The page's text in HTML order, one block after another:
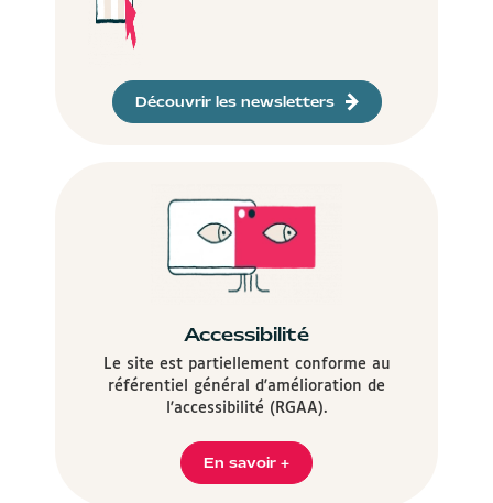
Découvrir les newsletters
Accessibilité
Le site est partiellement conforme au
référentiel général d'amélioration de
l'accessibilité (RGAA).
En savoir +